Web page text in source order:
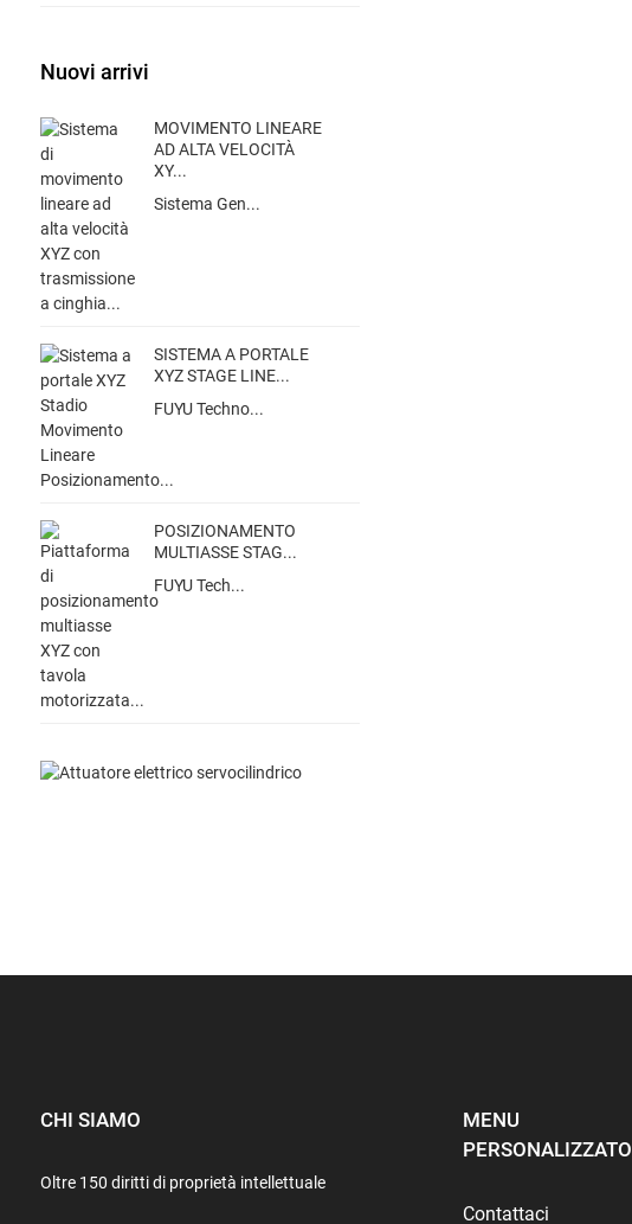
Nuovi arrivi
MOVIMENTO LINEARE
AD ALTA VELOCITÀ
XY...
Sistema Gen...
SISTEMA A PORTALE
XYZ STAGE LINE...
FUYU Techno...
POSIZIONAMENTO
MULTIASSE STAG...
FUYU Tech...
CHI SIAMO
Oltre 150 diritti di proprietà intellettuale
MENU
PERSONALIZZATO
Contattaci